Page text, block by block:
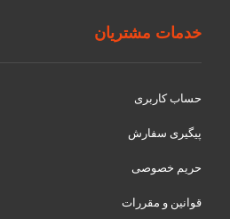
خدمات مشتریان
حساب کاربری
پیگیری سفارش
حریم خصوصی
قوانین و مقررات